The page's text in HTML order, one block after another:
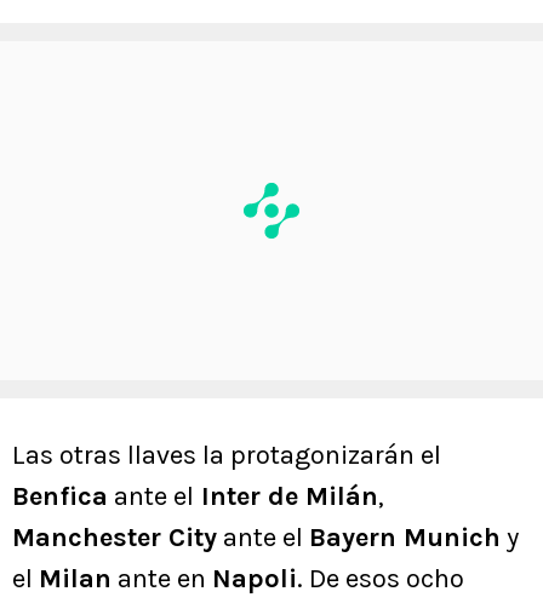
Las otras llaves la protagonizarán el
Benfica ante el Inter de Milán,
Manchester City ante el Bayern Munich y
el Milan ante en Napoli. De esos ocho